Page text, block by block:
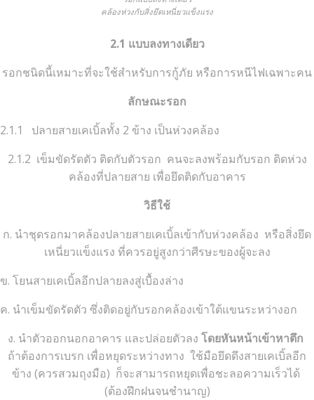
คล้องห่วงกับสิ่งยึดเหนี่ยวแข็งแรง
2.1 แบบลงทางเดียว
รอกชนิดนี้เหมาะที่จะใช้สำหรับการกู้ภัย หรือการหนีไฟเฉพาะคน
ลักษณะรอก
2.1.1 ปลายสายเคเบิ้ลทั้ง 2 ข้าง เป็นห่วงคล้อง
2.1.2 เข็มขัดรัดตัว ติดกับตัวรอก คนจะลงพร้อมกับรอก ติดห่วง
คล้องที่ปลายสาย เพื่อยึดติดกับอาคาร
วิธีใช้
ก. นำชุดรอกมาคล้องปลายสายเคเบิ้ลเข้ากับห่วงคล้อง หรือสิ่งยึด
เหนี่ยวแข็งแรง ที่ควรอยู่สูงกว่าศีรษะของผู้จะลง
ข. โยนสายเคเบิ้ลอีกปลายลงสู่เบื้องล่าง
ค. นำเข็มขัดรัดตัว ซึ่งติดอยู่กับรอกคล้องเข้าใต้แขนระหว่างอก
ง. นำตัวออกนอกอาคาร และปล่อยตัวลง โดยหันหน้าเข้าหาตึก
ถ้าต้องการเบรก เพื่อหยุดระหว่างทาง ใช้มือยึดดึงสายเคเบิ้ลอีก
ข้าง (ควรสวมถุงมือ) ก็จะสามารถหยุดเพื่อชะลอความเร็วได้
(ต้องฝึกฝนจนชำนาญ)